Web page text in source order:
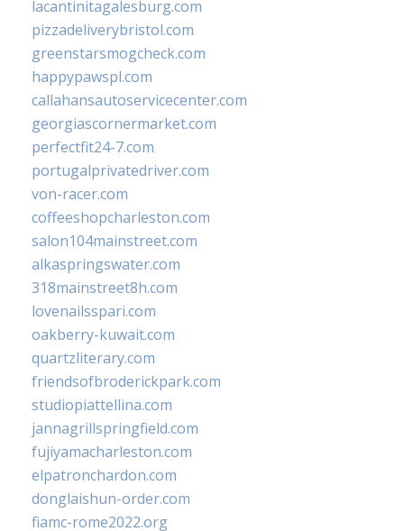
lacantinitagalesburg.com
pizzadeliverybristol.com
greenstarsmogcheck.com
happypawspl.com
callahansautoservicecenter.com
georgiascornermarket.com
perfectfit24-7.com
portugalprivatedriver.com
von-racer.com
coffeeshopcharleston.com
salon104mainstreet.com
alkaspringswater.com
318mainstreet8h.com
lovenailsspari.com
oakberry-kuwait.com
quartzliterary.com
friendsofbroderickpark.com
studiopiattellina.com
jannagrillspringfield.com
fujiyamacharleston.com
elpatronchardon.com
donglaishun-order.com
fiamc-rome2022.org